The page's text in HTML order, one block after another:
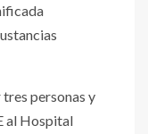
personas y
al Hospital